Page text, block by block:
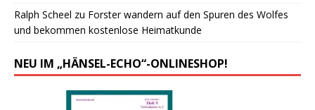
Ralph Scheel zu Forster wandern auf den Spuren des Wolfes
und bekommen kostenlose Heimatkunde
NEU IM „HÄNSEL-ECHO“-ONLINESHOP!